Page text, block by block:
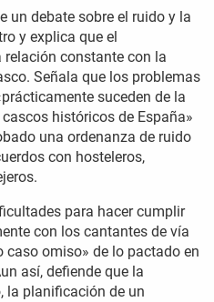
un debate sobre el ruido y la
y explica que el
constante con la
Señala que los problemas
suceden de la
históricos de España»
una ordenanza de ruido
con hosteleros,
para hacer cumplir
con los cantantes de vía
caso omiso» de lo pactado en
así, defiende que la
la planificación de un